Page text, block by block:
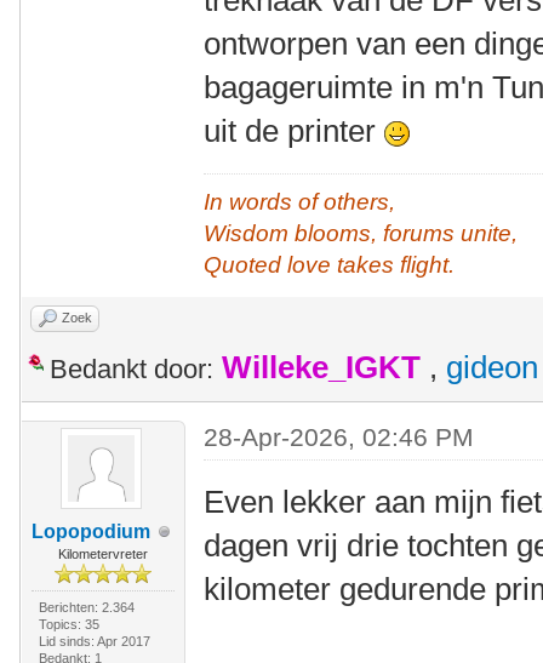
ontworpen van een
bagageruimte in m'n
uit de printer
In words of others,
Wisdom blooms, forums unite,
Quoted love takes flight.
Zoek
Bedankt door: Willeke_IGKT , gideon
Lopopodium
Kilometervreter
Berichten: 2.364
Topics: 35
Lid sinds: Apr 2017
Bedankt: 1
28-Apr-2026, 02:46 PM
Even lekker aan mijn
dagen vrij drie tochten
kilometer gedurende